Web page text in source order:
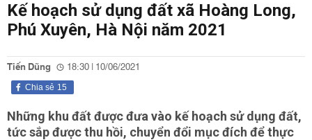
Kế hoạch sử dụng đất xã Hoàng Long,
Phú Xuyên, Hà Nội năm 2021
Tiến Dũng 18:30 | 10/06/2021
15
Chia sẻ
Những khu đất được đưa vào kế hoạch sử dụng đất,
tức sắp được thu hồi, chuyển đổi mục đích để thực